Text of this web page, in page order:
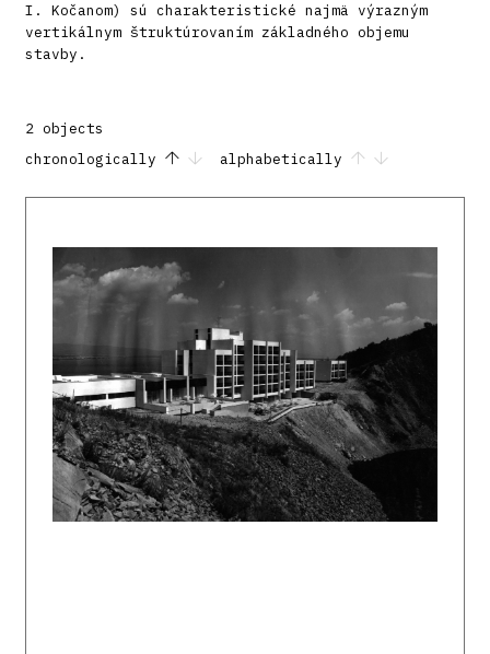
I. Kočanom) sú charakteristické najmä výrazným
vertikálnym štruktúrovaním základného objemu
stavby.
2 objects
chronologically
alphabetically